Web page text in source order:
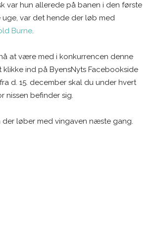
var hun allerede på banen i den første
uge, var det hende der løb med
Burne.
at være med i konkurrencen denne
klikke ind på ByensNyts Facebookside
d. 15. december skal du under hvert
befinder sig.
der løber med vingaven næste gang.